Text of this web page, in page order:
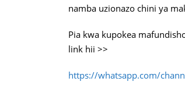
namba uzionazo chini ya
Pia kwa kupokea
link hii >>
https://whatsapp.com/